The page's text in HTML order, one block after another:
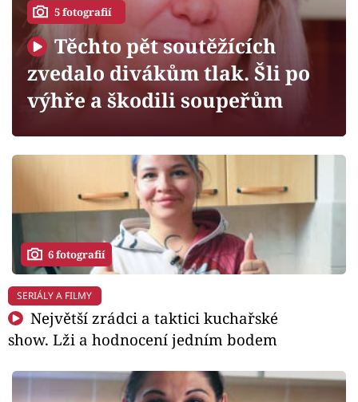
Sledujte prima+
Filmový festival Karlovy Vary
Mámy sobě
Přihlášení
Sledujte nás
5 fotografií
Těchto pět soutěžících
zvedalo divákům tlak. Šli po
výhře a škodili soupeřům
6 fotografií
SERIÁLY A FILMY
Největší zrádci a taktici kuchařské
show. Lži a hodnocení jedním bodem